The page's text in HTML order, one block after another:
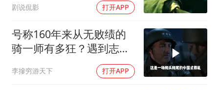
剧说侃影 打开APP
号称160年来从无败绩的
骑一师有多狂？遇到志愿
李摻穷游天下 打开APP